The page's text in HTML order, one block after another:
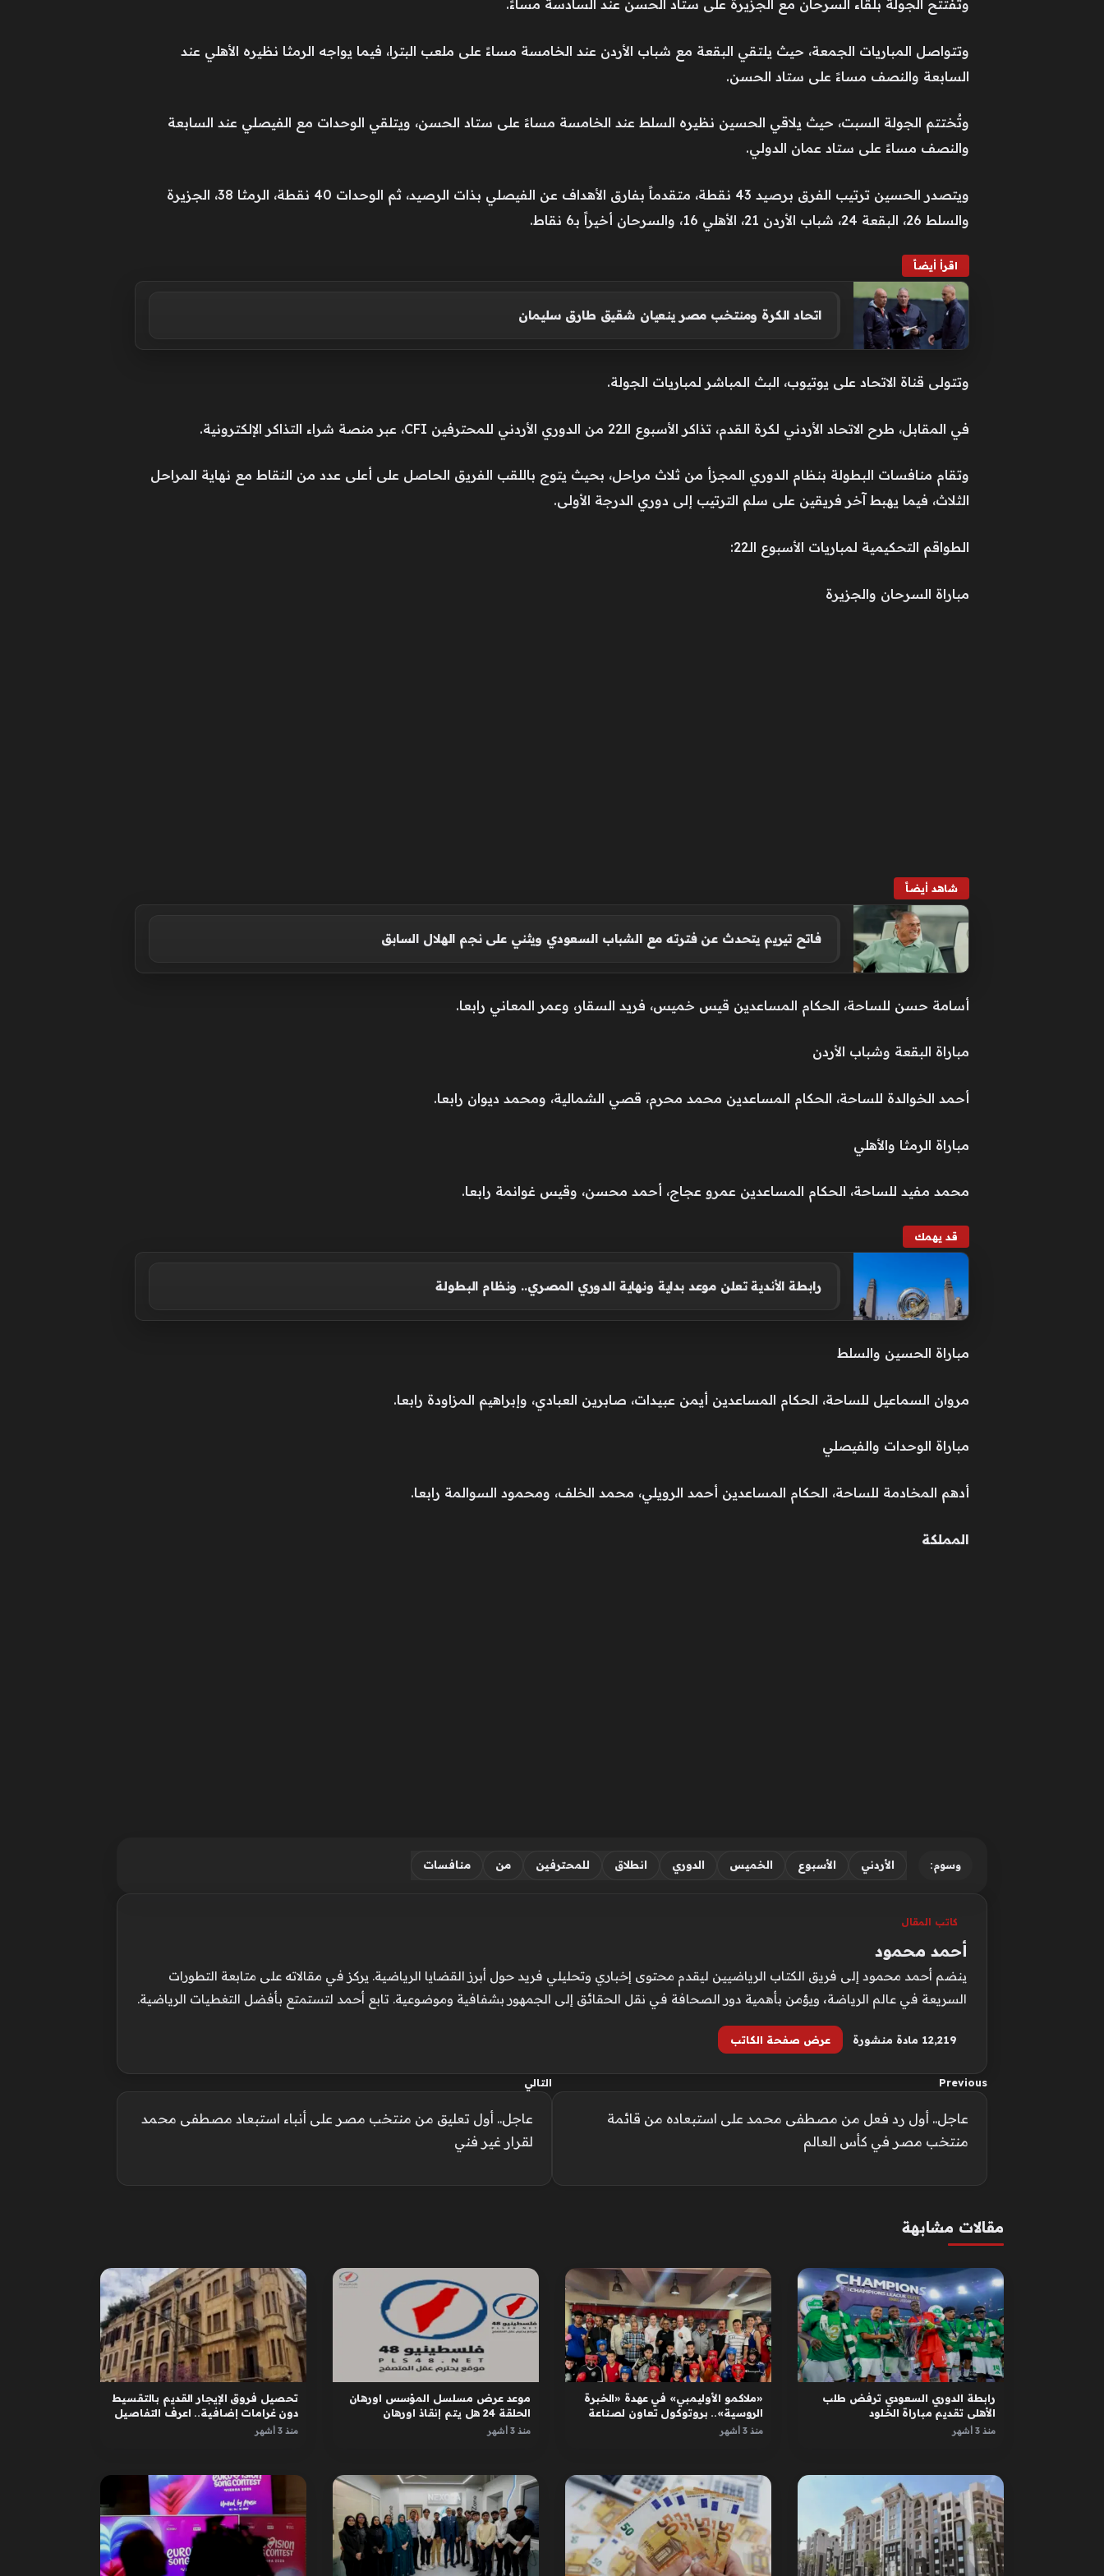
وتفتتح الجولة بلقاء السرحان مع الجزيرة على ستاد الحسن عند السادسة مساءً.
وتتواصل المباريات الجمعة، حيث يلتقي البقعة مع شباب الأردن عند الخامسة مساءً على ملعب البترا، فيما يواجه الرمثا نظيره الأهلي عند
السابعة والنصف مساءً على ستاد الحسن.
وتُختتم الجولة السبت، حيث يلاقي الحسين نظيره السلط عند الخامسة مساءً على ستاد الحسن، ويتلقي الوحدات مع الفيصلي عند السابعة
والنصف مساءً على ستاد عمان الدولي.
ويتصدر الحسين ترتيب الفرق برصيد 43 نقطة، متقدماً بفارق الأهداف عن الفيصلي بذات الرصيد، ثم الوحدات 40 نقطة، الرمثا 38، الجزيرة
والسلط 26، البقعة 24، شباب الأردن 21، الأهلي 16، والسرحان أخيراً بـ6 نقاط.
اقرأ أيضاً
اتحاد الكرة ومنتخب مصر ينعيان شقيق طارق سليمان
وتتولى قناة الاتحاد على يوتيوب، البث المباشر لمباريات الجولة.
في المقابل، طرح الاتحاد الأردني لكرة القدم، تذاكر الأسبوع الـ22 من الدوري الأردني للمحترفين CFI، عبر منصة شراء التذاكر الإلكترونية.
وتقام منافسات البطولة بنظام الدوري المجزأ من ثلاث مراحل، بحيث يتوج باللقب الفريق الحاصل على أعلى عدد من النقاط مع نهاية المراحل
الثلاث، فيما يهبط آخر فريقين على سلم الترتيب إلى دوري الدرجة الأولى.
الطواقم التحكيمية لمباريات الأسبوع الـ22:
مباراة السرحان والجزيرة
شاهد أيضاً
فاتح تيريم يتحدث عن فترته مع الشباب السعودي ويثني على نجم الهلال السابق
أسامة حسن للساحة، الحكام المساعدين قيس خميس، فريد السقار، وعمر المعاني رابعا.
مباراة البقعة وشباب الأردن
أحمد الخوالدة للساحة، الحكام المساعدين محمد محرم، قصي الشمالية، ومحمد ديوان رابعا.
مباراة الرمثا والأهلي
محمد مفيد للساحة، الحكام المساعدين عمرو عجاج، أحمد محسن، وقيس غوانمة رابعا.
قد يهمك
رابطة الأندية تعلن موعد بداية ونهاية الدوري المصري.. ونظام البطولة
مباراة الحسين والسلط
مروان السماعيل للساحة، الحكام المساعدين أيمن عبيدات، صابرين العبادي، وإبراهيم المزاودة رابعا.
مباراة الوحدات والفيصلي
أدهم المخادمة للساحة، الحكام المساعدين أحمد الرويلي، محمد الخلف، ومحمود السوالمة رابعا.
المملكة
وسوم: الأردني الأسبوع الخميس الدوري انطلاق للمحترفين من منافسات
كاتب المقال
أحمد محمود
ينضم أحمد محمود إلى فريق الكتاب الرياضيين ليقدم محتوى إخباري وتحليلي فريد حول أبرز القضايا الرياضية. يركز في مقالاته على متابعة التطورات
السريعة في عالم الرياضة، ويؤمن بأهمية دور الصحافة في نقل الحقائق إلى الجمهور بشفافية وموضوعية. تابع أحمد لتستمتع بأفضل التغطيات الرياضية.
12٬219 مادة منشورة عرض صفحة الكاتب
Previous
عاجل.. أول رد فعل من مصطفى محمد على استبعاده من قائمة
منتخب مصر في كأس العالم
التالي
عاجل.. أول تعليق من منتخب مصر على أنباء استبعاد مصطفى محمد
لقرار غير فني
مقالات مشابهة
رابطة الدوري السعودي ترفض طلب
الأهلي تقديم مباراة الخلود
منذ 3 أشهر
«ملاكمو الأوليمبي» في عهدة «الخبرة
الروسية».. بروتوكول تعاون لصناعة
الأبطال
منذ 3 أشهر
موعد عرض مسلسل المؤسس اورهان
الحلقة 24 هل يتم إنقاذ اورهان
واسبورجا
منذ 3 أشهر
تحصيل فروق الإيجار القديم بالتقسيط
دون غرامات إضافية.. اعرف التفاصيل
منذ 3 أشهر